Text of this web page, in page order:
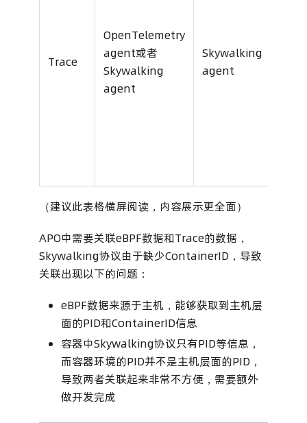
Trace
OpenTelemetry
agent或者
Skywalking
agent
Skywalking
agent
（建议此表格横屏阅读，内容展示更全面）
APO中需要关联eBPF数据和Trace的数据，
Skywalking协议由于缺少ContainerID，导致
关联出现以下的问题：
eBPF数据来源于主机，能够获取到主机层
面的PID和ContainerID信息
容器中Skywalking协议只有PID等信息，
而容器环境的PID并不是主机层面的PID，
导致两者关联起来非常不方便，需要额外
做开发完成